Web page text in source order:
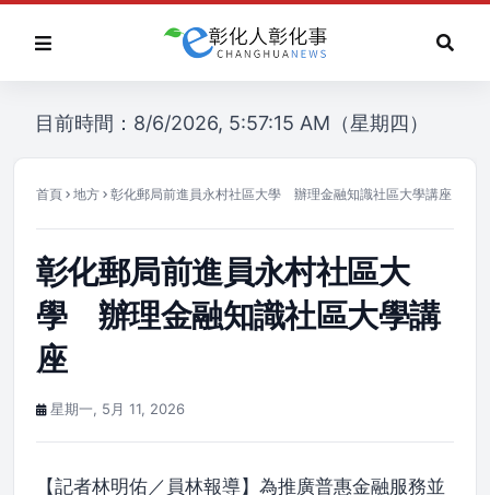
目前時間：8/6/2026, 5:57:15 AM（星期四）
首頁 地方 彰化郵局前進員永村社區大學 辦理金融知識社區大學講座
彰化郵局前進員永村社區大
學 辦理金融知識社區大學講
座
星期一, 5月 11, 2026
【記者林明佑／員林報導】為推廣普惠金融服務並